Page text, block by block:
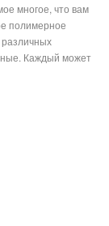
многое, что вам
полимерное
Каждый может